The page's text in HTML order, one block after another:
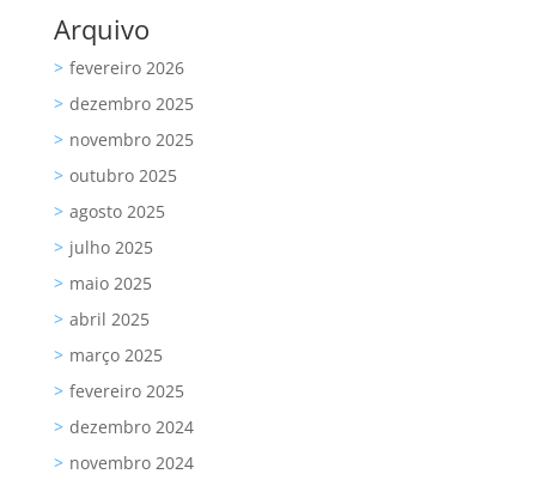
Arquivo
fevereiro 2026
dezembro 2025
novembro 2025
outubro 2025
agosto 2025
julho 2025
maio 2025
abril 2025
março 2025
fevereiro 2025
dezembro 2024
novembro 2024